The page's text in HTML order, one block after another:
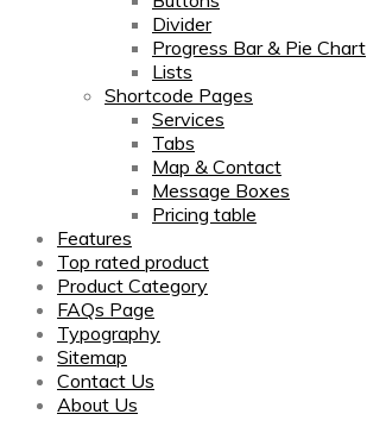
Divider
Progress Bar & Pie Chart
Lists
Shortcode Pages
Services
Tabs
Map & Contact
Message Boxes
Pricing table
Features
Top rated product
Product Category
FAQs Page
Typography
Sitemap
Contact Us
About Us